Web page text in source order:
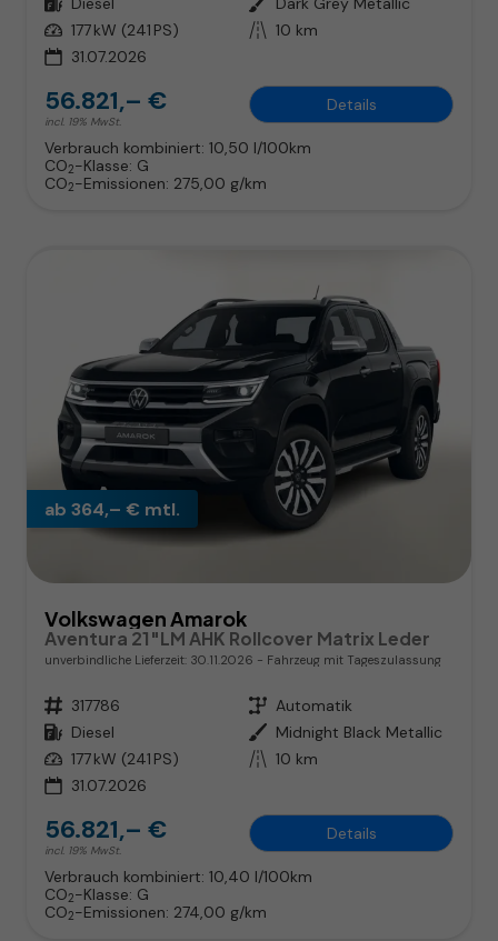
Leistung 177 kW (241 PS) Kilometerstand 10 km
31.07.2026
56.821,– €
incl. 19% MwSt.
Details
Verbrauch kombiniert: 10,50 l/100km
CO2-Klasse: G
CO2-Emissionen: 275,00 g/km
ab 364,– € mtl.
Volkswagen Amarok
Aventura 21"LM AHK Rollcover Matrix Leder
unverbindliche Lieferzeit: 30.11.2026 Fahrzeug mit Tageszulassung
Fahrzeugnr. 317786 Getriebe Automatik
Kraftstoff Diesel Außenfarbe Midnight Black Metallic
Leistung 177 kW (241 PS) Kilometerstand 10 km
31.07.2026
56.821,– €
incl. 19% MwSt.
Details
Verbrauch kombiniert: 10,40 l/100km
CO2-Klasse: G
CO2-Emissionen: 274,00 g/km